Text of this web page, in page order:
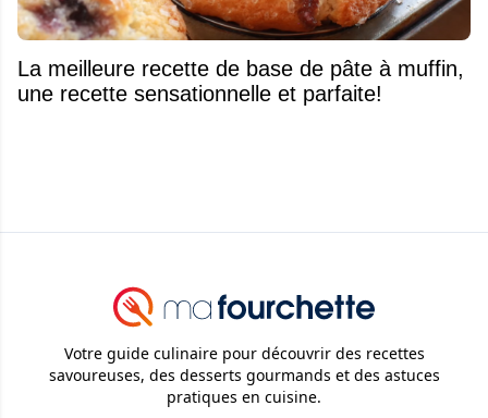
La meilleure recette de base de pâte à muffin,
une recette sensationnelle et parfaite!
Votre guide culinaire pour découvrir des recettes
savoureuses, des desserts gourmands et des astuces
pratiques en cuisine.